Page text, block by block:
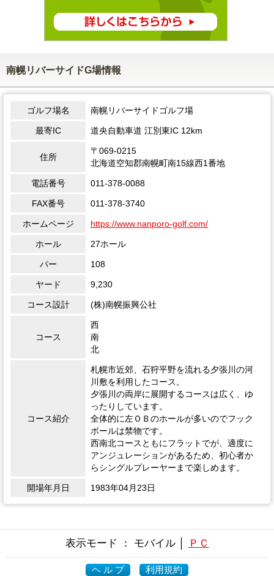
南幌リバーサイドG場情報
ゴルフ場名 南幌リバーサイドゴルフ場
最寄IC 道央自動車道 江別東IC 12km
住所
〒069-0215
北海道空知郡南幌町南15線西1番地
電話番号 011-378-0088
FAX番号 011-378-3740
ホームページ https://www.nanporo-golf.com/
ホール 27ホール
パー 108
ヤード 9,230
コース設計 (株)南幌振興公社
コース
西
南
北
コース紹介
札幌市近郊、石狩平野を流れる夕張川の河
川敷を利用したコース。
夕張川の両岸に展開するコースは広く、ゆ
ったりしています。
全体的に左ＯＢのホールが多いのでフック
ボールは禁物です。
西南北コースともにフラットでが、適度に
アンジュレーションがあるため、初心者か
らシングルプレーヤーまで楽しめます。
開場年月日 1983年04月23日
表示モード ： モバイル │ ＰＣ
ヘ ル プ 利用規約